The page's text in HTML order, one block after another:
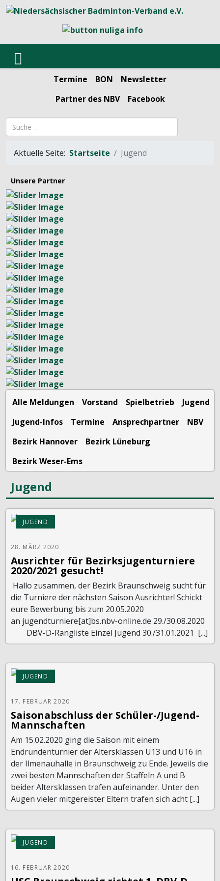
Termine BON
Newsletter
Partner des NBV
Facebook
Suchbegriff
Aktuelle Seite: Startseite Jugend
Unsere Partner
Alle Meldungen Vorstand Spielbetrieb
Jugend
Jugend-Infos
Termine Ansprechpartner
NBV
Bezirk Hannover
Bezirk Lüneburg
Bezirk Weser-Ems
Jugend
JUGEND
28. MÄRZ 2020
Ausrichter für Bezirksjugenturniere
2020/2021 gesucht!
Hallo zusammen, der Bezirk Braunschweig sucht für
die Turniere der nächsten Saison Ausrichter! Schickt
eure Bewerbung bis zum 20.05.2020
an jugendturniere[at]bs.nbv-online.de 29./30.08.2020
DBV-D-Rangliste Einzel Jugend 30./31.01.2021 [...]
JUGEND
17. FEBRUAR 2020
Saisonabschluss der Schüler-/Jugend-
Mannschaften
Am 15.02.2020 ging die Saison mit einem
Endrundenturnier der Altersklassen U13 und U16 in
der Ilmenauhalle in Braunschweig zu Ende. Jeweils die
zwei besten Mannschaften der Staffeln A und B
beider Altersklassen trafen aufeinander. Unter den
Augen vieler mitgereister Eltern trafen sich acht [...]
JUGEND
16. FEBRUAR 2020